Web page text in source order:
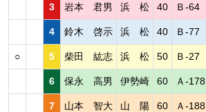
3 岩本 君男 浜 松 40 Ｂ-64
4 鈴木 啓示 浜 松 40 Ｂ-77
○ 5 柴田 紘志 浜 松 50 Ｂ-27
6 保永 高男 伊勢崎 60 Ａ-178
7 山本 智大 山 陽 60 Ａ-188